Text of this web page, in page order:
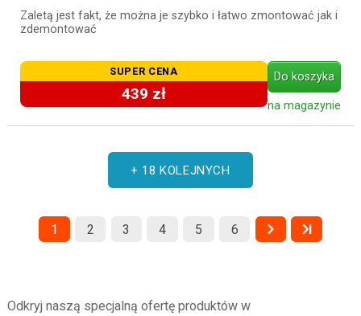
Zaletą jest fakt, że można je szybko i łatwo zmontować jak i
zdemontować
SUPER CENA
439 zł
Do koszyka
na magazynie
+ 18 KOLEJNYCH
1 2 3 4 5 6
Odkryj naszą specjalną ofertę produktów w